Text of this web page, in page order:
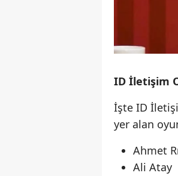
ID İletişim
İşte ID
yer alan
Ahmet
Ali Atay